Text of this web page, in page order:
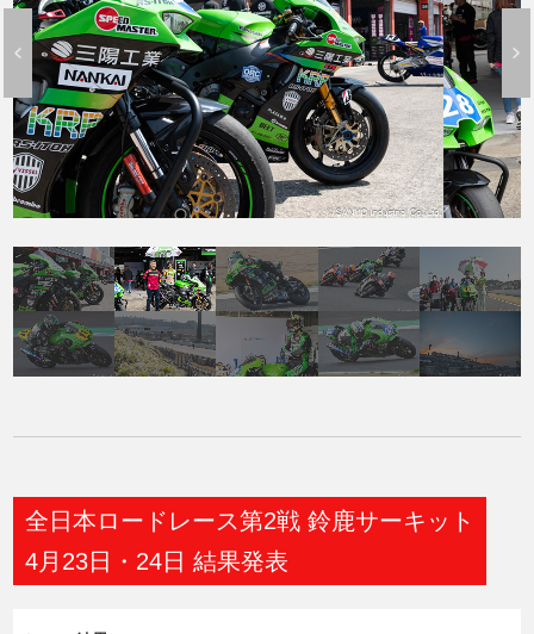
全日本ロードレース第2戦 鈴鹿サーキット
4月23日・24日 結果発表